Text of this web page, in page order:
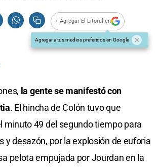
+ Agregar El Litoral en
Agregar a tus medios preferidos en Google
la gente se manifestó con
. El hincha de Colón tuvo que
minuto 49 del segundo tiempo para
y desazón, por la explosión de euforia
pelota empujada por Jourdan en la